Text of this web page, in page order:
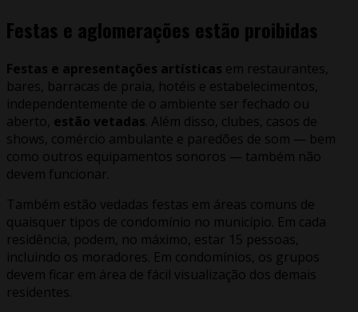
Festas e aglomerações estão proibidas
Festas e apresentações artísticas em restaurantes,
bares, barracas de praia, hotéis e estabelecimentos,
independentemente de o ambiente ser fechado ou
aberto, estão vetadas. Além disso, clubes, casos de
shows, comércio ambulante e paredões de som — bem
como outros equipamentos sonoros — também não
devem funcionar.
Também estão vedadas festas em áreas comuns de
quaisquer tipos de condomínio no município. Em cada
residência, podem, no máximo, estar 15 pessoas,
incluindo os moradores. Em condomínios, os grupos
devem ficar em área de fácil visualização dos demais
residentes.